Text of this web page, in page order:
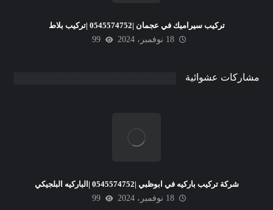
تركيب سيراميك في عجمان |0545574752 |تركيب بلاط
18 نوفمبر، 2024
99
مشاركات عشوائية
شركة تركيب باركيه في ابوظبي |0545574752 |الباركيه البلجيكي
18 نوفمبر، 2024
99